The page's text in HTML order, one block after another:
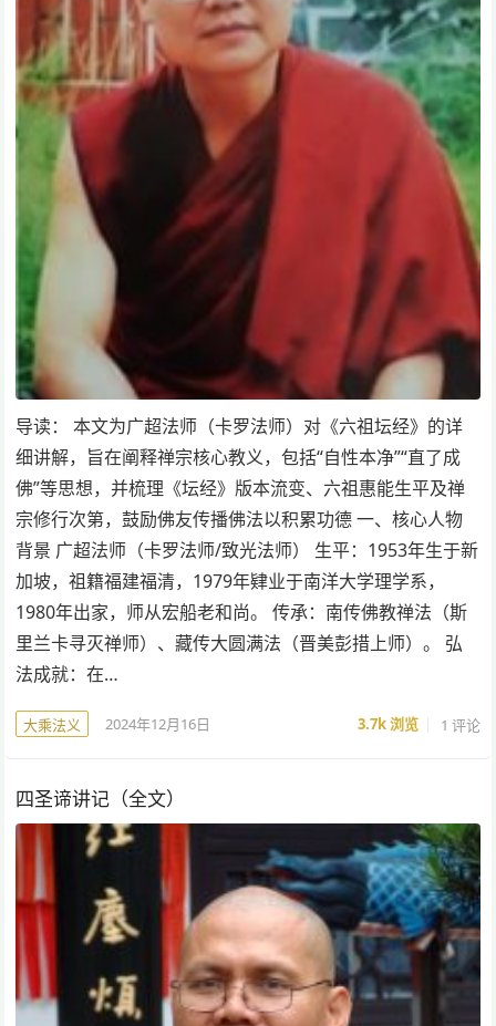
导读： 本文为广超法师（卡罗法师）对《六祖坛经》的详
细讲解，旨在阐释禅宗核心教义，包括“自性本净”“直了成
佛”等思想，并梳理《坛经》版本流变、六祖惠能生平及禅
宗修行次第，鼓励佛友传播佛法以积累功德 一、核心人物
背景 广超法师（卡罗法师/致光法师） 生平：1953年生于新
加坡，祖籍福建福清，1979年肄业于南洋大学理学系，
1980年出家，师从宏船老和尚。 传承：南传佛教禅法（斯
里兰卡寻灭禅师）、藏传大圆满法（晋美彭措上师）。 弘
法成就：在…
大乘法义 2024年12月16日 3.7k浏览 1 评论
四圣谛讲记（全文）